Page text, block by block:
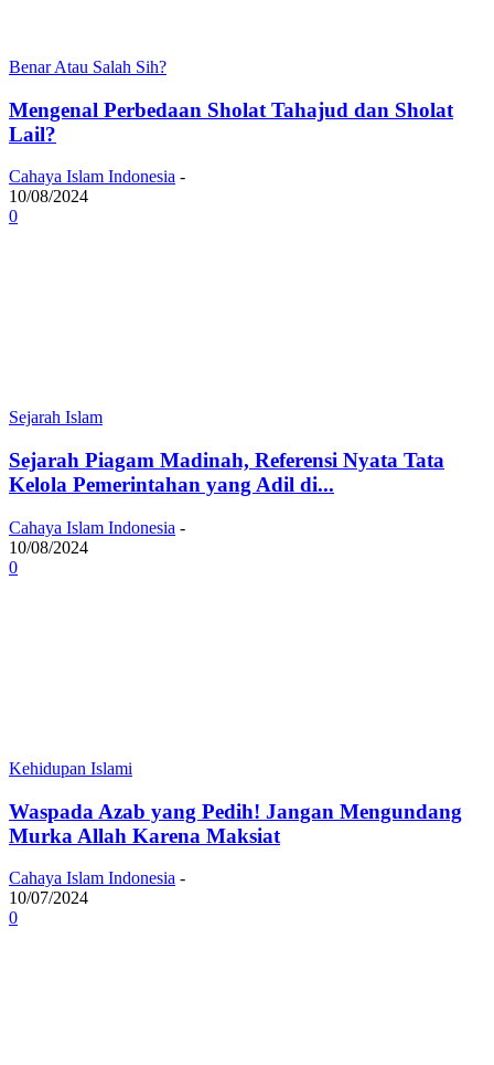
Benar Atau Salah Sih?
Mengenal Perbedaan Sholat Tahajud dan Sholat
Lail?
Cahaya Islam Indonesia -
10/08/2024
0
Sejarah Islam
Sejarah Piagam Madinah, Referensi Nyata Tata
Kelola Pemerintahan yang Adil di...
Cahaya Islam Indonesia -
10/08/2024
0
Kehidupan Islami
Waspada Azab yang Pedih! Jangan Mengundang
Murka Allah Karena Maksiat
Cahaya Islam Indonesia -
10/07/2024
0